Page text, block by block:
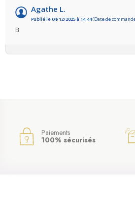
Agathe L.
Publié le 04/12/2025 à 14:44(Date de
B
Paiements
100% sécurisés